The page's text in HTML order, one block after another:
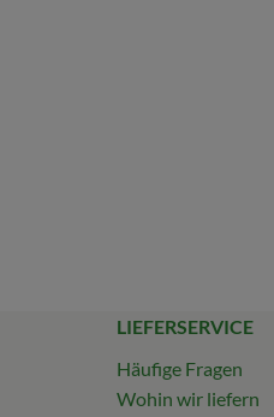
LIEFERSERVICE
Häufige Fragen
Wohin wir liefern